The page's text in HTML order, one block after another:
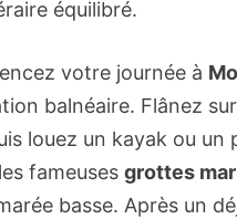
équilibré.
votre journée à
balnéaire. Flânez
louez un kayak ou un
fameuses grottes
basse. Après un